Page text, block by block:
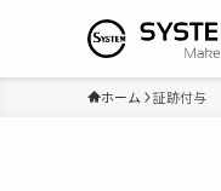
ホーム 証跡付与